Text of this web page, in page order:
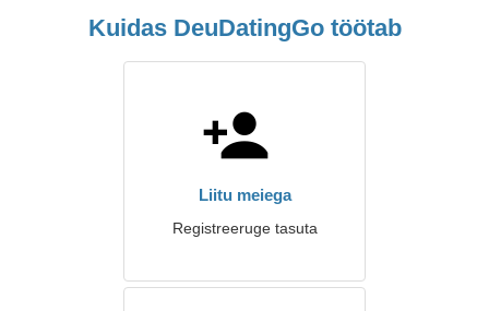
Kuidas DeuDatingGo töötab
Liitu meiega
Registreeruge tasuta